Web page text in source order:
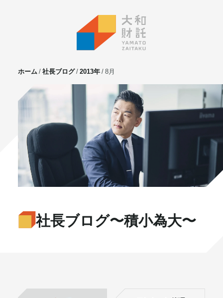
不動産投資
⼟地活⽤
マンション管理
賃貸管理
実需用戸建・マンション
ホテル事業
お客様の声
大和財託の意志
プライベート相談
コラム
ホーム 社長ブログ 2013年 8月
社長ブログ〜積小為大〜